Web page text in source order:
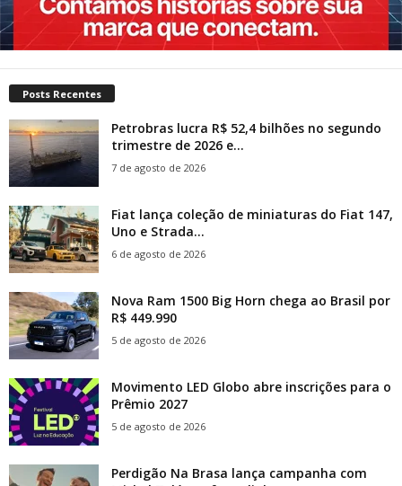
Posts Recentes
Petrobras lucra R$ 52,4 bilhões no segundo
trimestre de 2026 e...
7 de agosto de 2026
Fiat lança coleção de miniaturas do Fiat 147,
Uno e Strada...
6 de agosto de 2026
Nova Ram 1500 Big Horn chega ao Brasil por
R$ 449.990
5 de agosto de 2026
Movimento LED Globo abre inscrições para o
Prêmio 2027
5 de agosto de 2026
Perdigão Na Brasa lança campanha com